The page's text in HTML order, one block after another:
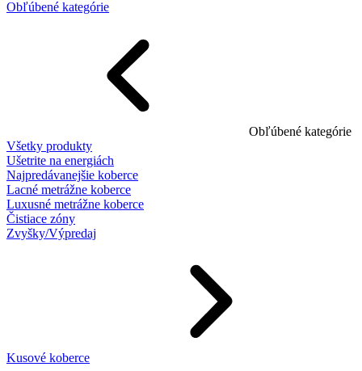
Obľúbené kategórie
Obľúbené kategórie
Všetky produkty
Ušetrite na energiách
Najpredávanejšie koberce
Lacné metrážne koberce
Luxusné metrážne koberce
Čistiace zóny
Zvyšky/Výpredaj
Kusové koberce